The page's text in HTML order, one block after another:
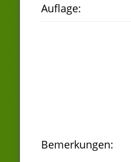
Auflage:
Bemerkungen: